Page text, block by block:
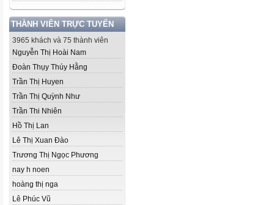
THÀNH VIÊN TRỰC TUYẾN
3965 khách và 75 thành viên
Nguyễn Thị Hoài Nam
Đoàn Thụy Thúy Hằng
Trần Thị Huyen
Trần Thị Quỳnh Như
Trần Thi Nhiên
Hồ Thị Lan
Lê Thị Xuan Đào
Trương Thị Ngọc Phương
nay h noen
hoàng thị nga
Lê Phúc Vũ